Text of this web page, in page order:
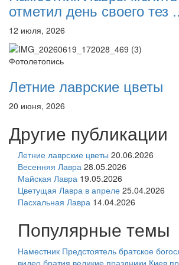
отметил день своего тез
12 июля, 2026
Фотолетопись
Летние лаврские цветы
20 июня, 2026
Другие публикации
Летние лаврские цветы 20.06.2026
Весенняя Лавра 28.05.2026
Майская Лавра 19.05.2026
Цветущая Лавра в апреле 25.04.2026
Пасхальная Лавра 14.04.2026
Популярные темы
Наместник Предстоятель братское